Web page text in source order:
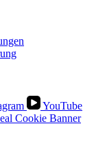
YouTube
Cookie Banner